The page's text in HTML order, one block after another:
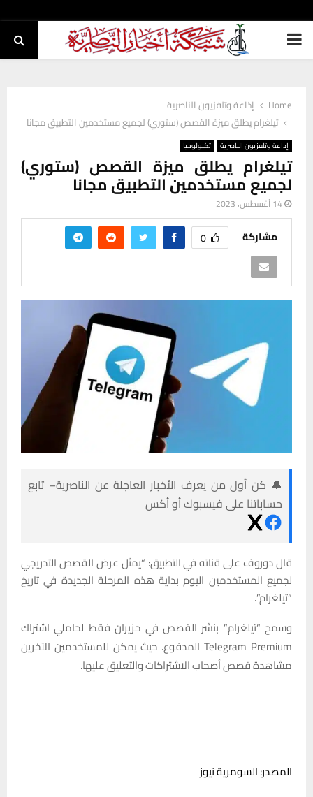
PRIMARY
Home
إذاعة وتلفزيون الناصرية
تيلغرام يطلق ميزة القصص (ستوري) لجميع مستخدمين التطبيق مجانا
إذاعة وتلفزيون الناصرية تكنولوجيا
تيلغرام يطلق ميزة القصص (ستوري)
لجميع مستخدمين التطبيق مجانا
14 أغسطس، 2023
مشاركة 0
🔔 كن أول من يعرف الأخبار العاجلة عن الناصرية– تابع
حساباتنا على فيسبوك أو أكس
قال دوروف على قناته في التطبيق: “يمثل عرض القصص التدريجي
لجميع المستخدمين اليوم بداية هذه المرحلة الجديدة في تاريخ
“تيلغرام”.
وسمح “تيلغرام” بنشر القصص في حزيران فقط لحاملي اشتراك
Telegram Premium المدفوع. حيث يمكن للمستخدمين الآخرين
مشاهدة قصص أصحاب الاشتراكات والتعليق عليها.
المصدر: السومرية نيوز